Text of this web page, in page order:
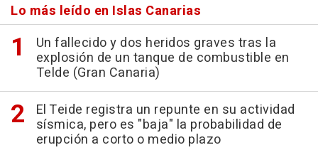
Lo más leído en Islas Canarias
Un fallecido y dos heridos graves tras la
explosión de un tanque de combustible en
Telde (Gran Canaria)
El Teide registra un repunte en su actividad
sísmica, pero es "baja" la probabilidad de
erupción a corto o medio plazo